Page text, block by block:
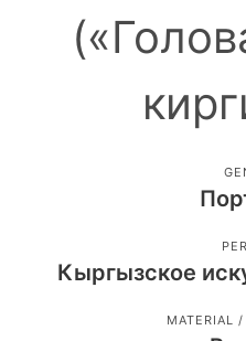
Кыргызское
MATERIAL